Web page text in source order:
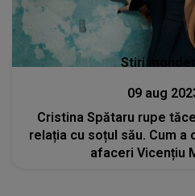
Stiri
09 aug
Cristina Spătaru rupe
relația cu soțul său. Cum a
afaceri Vicențiu